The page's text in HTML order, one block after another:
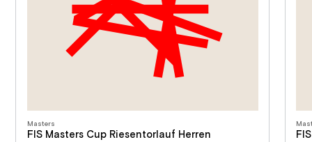
Masters
FIS Masters Cup Riesentorlauf Herren